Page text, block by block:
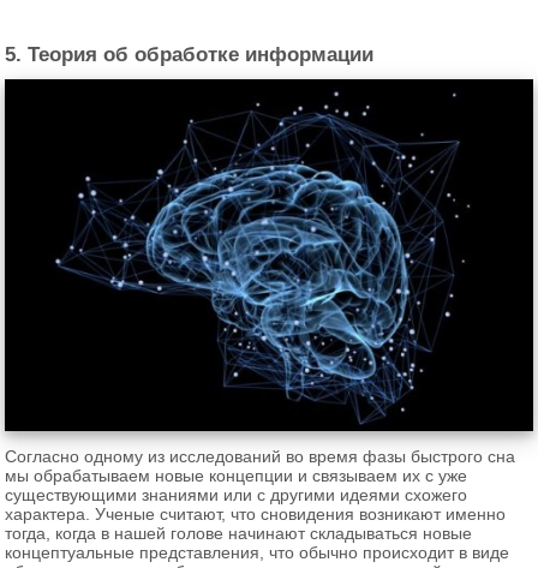
5. Теория об обработке информации
Согласно одному из исследований во время фазы быстрого сна
мы обрабатываем новые концепции и связываем их с уже
существующими знаниями или с другими идеями схожего
характера. Ученые считают, что сновидения возникают именно
тогда, когда в нашей голове начинают складываться новые
концептуальные представления, что обычно происходит в виде